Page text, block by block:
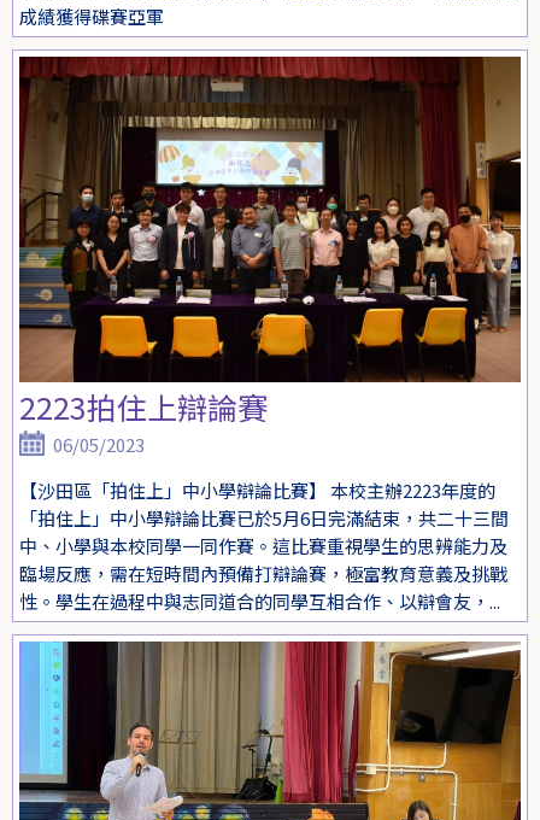
成績獲得碟賽亞軍
2223拍住上辯論賽
06/05/2023
【沙田區「拍住上」中小學辯論比賽】 本校主辦2223年度的
「拍住上」中小學辯論比賽已於5月6日完滿結束，共二十三間
中、小學與本校同學一同作賽。這比賽重視學生的思辨能力及
臨場反應，需在短時間內預備打辯論賽，極富教育意義及挑戰
性。學生在過程中與志同道合的同學互相合作、以辯會友，...